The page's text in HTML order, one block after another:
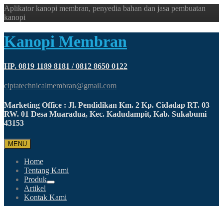
Aplikator kanopi membran, penyedia bahan dan jasa pembuatan
kanopi
Kanopi Membran
HP. 0819 1189 8181 / 0812 8650 0122
ciptatechnicalmembran@gmail.com
Marketing Office : Jl. Pendidikan Km. 2 Kp. Cidadap RT. 03
RW. 01 Desa Muaradua, Kec. Kadudampit, Kab. Sukabumi
43153
MENU
Home
Tentang Kami
Produk
Artikel
Kontak Kami